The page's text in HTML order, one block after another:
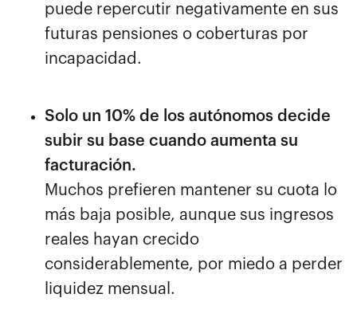
puede repercutir negativamente en sus
futuras pensiones o coberturas por
incapacidad.
Solo un 10% de los autónomos decide
subir su base cuando aumenta su
facturación.
Muchos prefieren mantener su cuota lo
más baja posible, aunque sus ingresos
reales hayan crecido
considerablemente, por miedo a perder
liquidez mensual.